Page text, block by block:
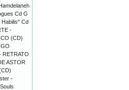
Cd G
Habilis" Cd
-
(CD)
RETRATO
ASTOR
-